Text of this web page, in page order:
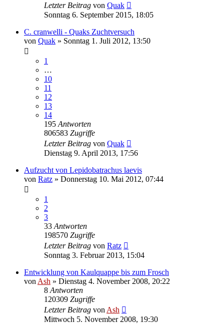
Letzter Beitrag von Quak
Sonntag 6. September 2015, 18:05
C. cranwelli - Quaks Zuchtversuch
von Quak » Sonntag 1. Juli 2012, 13:50
1
…
10
11
12
13
14
195 Antworten
806583 Zugriffe
Letzter Beitrag von Quak
Dienstag 9. April 2013, 17:56
Aufzucht von Lepidobatrachus laevis
von Ratz » Donnerstag 10. Mai 2012, 07:44
1
2
3
33 Antworten
198570 Zugriffe
Letzter Beitrag von Ratz
Sonntag 3. Februar 2013, 15:04
Entwicklung von Kaulquappe bis zum Frosch
von Ash » Dienstag 4. November 2008, 20:22
8 Antworten
120309 Zugriffe
Letzter Beitrag von Ash
Mittwoch 5. November 2008, 19:30